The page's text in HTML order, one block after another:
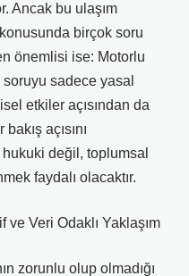
Ancak bu ulaşım
birçok soru
önemlisi ise: Motorlu
sadece yasal
etkiler açısından da
açısını
değil, toplumsal
faydalı olacaktır.
ve Veri Odaklı Yaklaşım
zorunlu olup olmadığı